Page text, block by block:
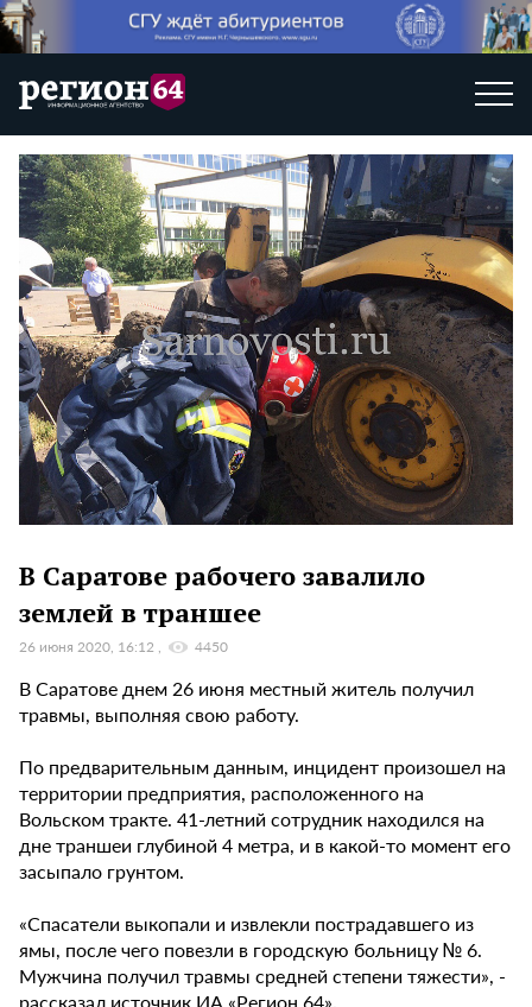
В Саратове рабочего завалило
землей в траншее
26 июня 2020, 16:12 4450
В Саратове днем 26 июня местный житель получил
травмы, выполняя свою работу.
По предварительным данным, инцидент произошел на
территории предприятия, расположенного на
Вольском тракте. 41-летний сотрудник находился на
дне траншеи глубиной 4 метра, и в какой-то момент его
засыпало грунтом.
«Спасатели выкопали и извлекли пострадавшего из
ямы, после чего повезли в городскую больницу № 6.
Мужчина получил травмы средней степени тяжести», -